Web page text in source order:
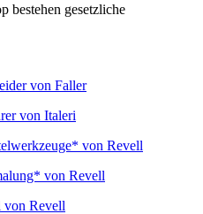
bestehen gesetzliche
von Faller
von Italeri
von Revell
von Revell
von Revell